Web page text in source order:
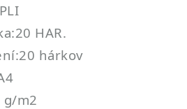
HAR.
hárkov
g/m2